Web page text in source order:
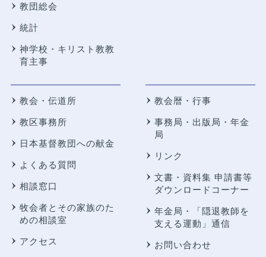
教団総会
統計
神学校・キリスト教教
育主事
教会・伝道所
教区事務所
日本基督教団への献金
よくある質問
相談窓口
牧会者とその家族のた
めの相談室
アクセス
教会暦・行事
事務局・出版局・年金
局
リンク
文書・資料集 申請書等
ダウンロードコーナー
年金局・
「隠退教師を
支える運動」通信
お問い合わせ